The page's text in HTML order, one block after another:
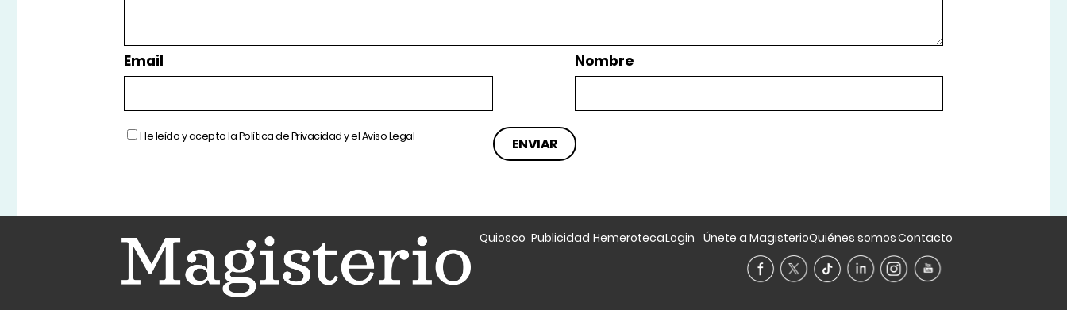
Email Nombre
He leído y acepto laPolítica de Privacidady elAviso Legal
Quiosco Publicidad HemerotecaLogin Únete a MagisterioQuiénes somosContacto